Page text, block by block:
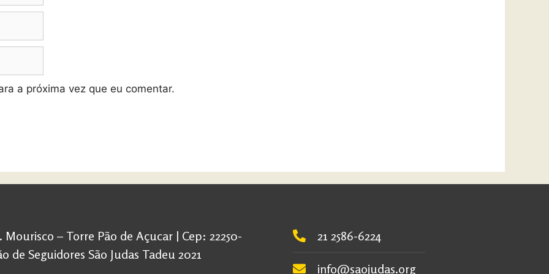
a próxima vez que eu comentar.
Mourisco – Torre Pão de Açucar | Cep: 22250-
de Seguidores São Judas Tadeu 2021
21 2586-6224
info@saojudas.org